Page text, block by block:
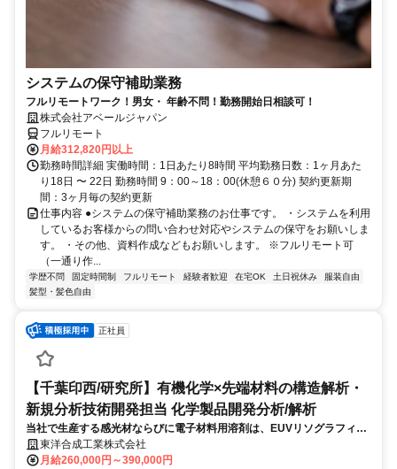
システムの保守補助業務
フルリモートワーク！男女・ 年齢不問！勤務開始日相談可！
株式会社アベールジャパン
フルリモート
月給312,820円以上
勤務時間詳細 実働時間：1日あたり8時間 平均勤務日数：1ヶ月あた
り18日 〜 22日 勤務時間 9：00～18：00(休憩６０分) 契約更新期
間：3ヶ月毎の契約更新
仕事内容 ●システムの保守補助業務のお仕事です。 ・システムを利用
しているお客様からの問い合わせ対応やシステムの保守をお願いしま
す。 ・その他、資料作成などもお願いします。 ※フルリモート可
（一通り作...
学歴不問 固定時間制 フルリモート 経験者歓迎 在宅OK 土日祝休み
服装自由
髪型・髪色自由
正社員
【千葉印西/研究所】有機化学×先端材料の構造解析・
新規分析技術開発担当 化学製品開発分析/解析
当社で生産する感光材ならびに電子材料用溶剤は、EUVリソグラフィー
など先端半導体の製造に活用される事例が多く、微量・微細不純物の特
定と低減による高品質化の要望は年々強くなっています。技術革新グル
東洋合成工業株式会社
月給260,000円～390,000円